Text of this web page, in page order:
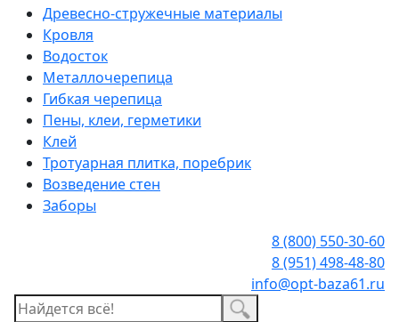
Древесно-стружечные материалы
Кровля
Водосток
Металлочерепица
Гибкая черепица
Пены, клеи, герметики
Клей
Тротуарная плитка, поребрик
Возведение стен
Заборы
8 (800) 550-30-60
8 (951) 498-48-80
info@opt-baza61.ru